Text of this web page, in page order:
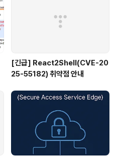
[긴급] React2Shell(CVE-20
25-55182) 취약점 안내